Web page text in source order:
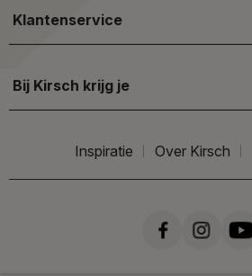
Klantenservice
Bij Kirsch krijg je
Inspiratie Over Kirsch